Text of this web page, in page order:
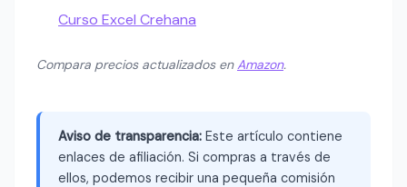
Curso Excel Crehana
Compara precios actualizados enAmazon.
Aviso de transparencia: Este artículo contiene
enlaces de afiliación. Si compras a través de
ellos, podemos recibir una pequeña comisión